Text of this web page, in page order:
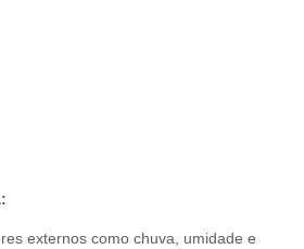
externos como chuva, umidade e